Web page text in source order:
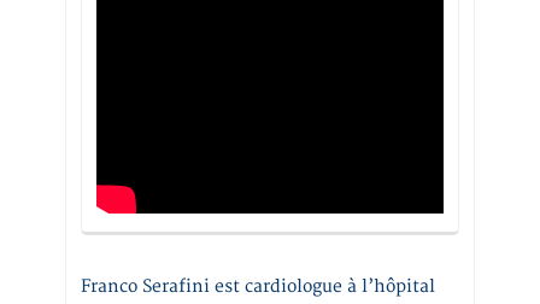
Franco Serafini est cardiologue à l’hôpital